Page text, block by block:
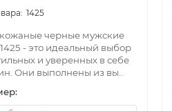
1425
черные мужские
- это идеальный выбор
и уверенных в себе
Они выполнены из вы..